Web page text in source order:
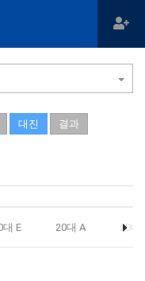
대진 결과
대 E 20대 A 20대